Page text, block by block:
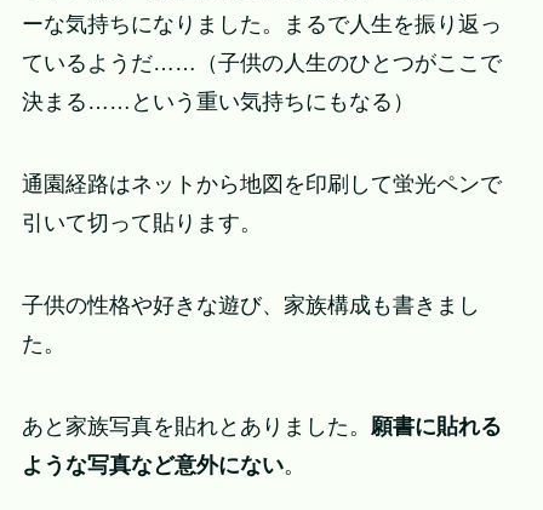
ーな気持ちになりました。まるで人生を振り返っ
ているようだ……（子供の人生のひとつがここで
決まる……という重い気持ちにもなる）
通園経路はネットから地図を印刷して蛍光ペンで
引いて切って貼ります。
子供の性格や好きな遊び、家族構成も書きまし
た。
あと家族写真を貼れとありました。 願書に貼れる
ような写真など意外にない。